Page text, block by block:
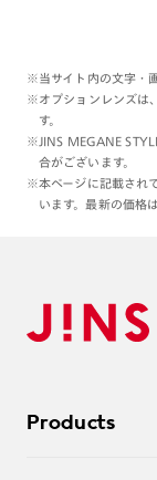
※当サイト内の文字・
※オプションレンズは
す。
※JINS MEGANE
合がございます。
※本ページに記載され
います。最新の価格
Products